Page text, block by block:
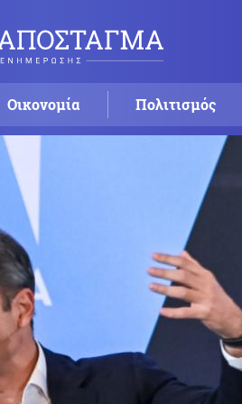
Οικονομία Πολιτισμός